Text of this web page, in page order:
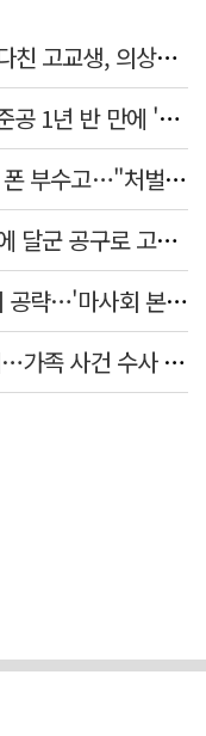
'장윤기 사건' 피해 여고생 돕다가 다친 고교생, 의상자 인정
"아파트 외벽 테라스가 통째로"…준공 1년 반 만에 '아찔 사고'
전북 경찰 간부 '女교사 몰카' 아들 폰 부수고…"처벌 못하는 사안" 내부망에 글
'외도 의심' 아내 화장실에 묶고 불에 달군 공구로 고문…남편 검거
김병삼 경북 영천시장, 이번엔 국회 공략…'마사회 본사 이전·광역교통망 확충' 요청
경찰, 9월 초부터 상피제 전격 실시…가족 사건 수사 못해